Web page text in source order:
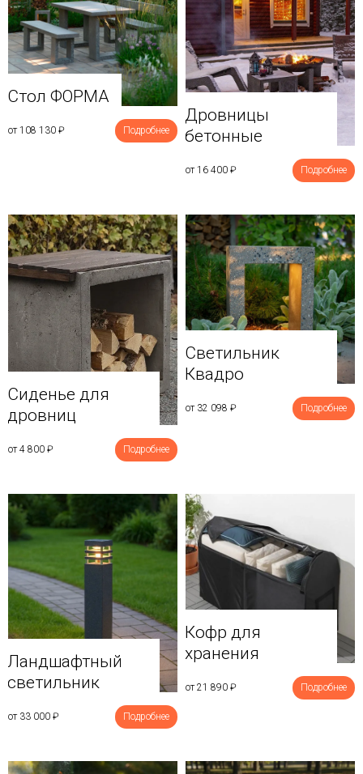
Стол ФОРМА
от 108 130 ₽ Подробнее
Дровницы
бетонные
от 16 400 ₽ Подробнее
Сиденье для
дровниц
от 4 800 ₽ Подробнее
Светильник
Квадро
от 32 098 ₽ Подробнее
Ландшафтный
светильник
от 33 000 ₽ Подробнее
Кофр для
хранения
от 21 890 ₽ Подробнее